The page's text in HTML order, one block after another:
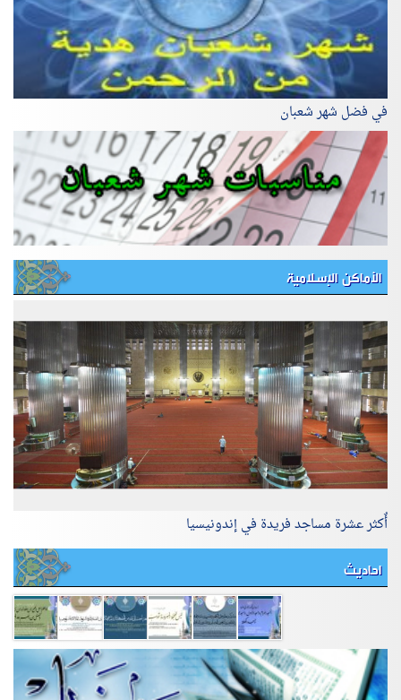
في فضل شهر شعبان
الأماكن الإسلامية
أٌكثر عشرة مساجد فريدة في إندونيسيا
احاديث